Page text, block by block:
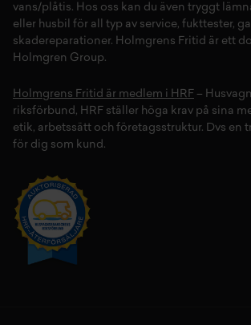
vans/plåtis. Hos oss kan du även tryggt
eller husbil för all typ av service, fukttester,
skadereparationer. Holmgrens Fritid är ett
Holmgren Group.
Holmgrens Fritid är medlem i HRF –
riksförbund, HRF ställer höga krav på sina
etik, arbetssätt och företagsstruktur. Dvs en
för dig som kund.